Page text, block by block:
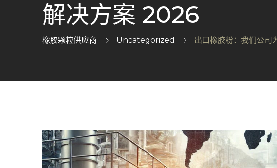
解决方案 2026
橡胶颗粒供应商 Uncategorized 出口橡胶粉：我们公司